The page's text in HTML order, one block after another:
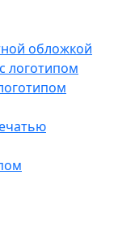
обложкой
логотипом